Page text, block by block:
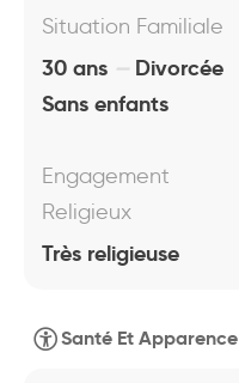
Situation Familiale
30 ans
Divorcée
Sans enfants
Engagement
Religieux
Très religieuse
Santé Et Apparence